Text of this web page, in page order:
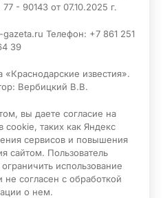
90143 от 07.10.2025 г.
Телефон: +7 861 251
39
известия».
Вербицкий В.В.
вы даете согласие на
сооkіе, таких как Яндекс
сервисов и повышения
сайтом. Пользователь
использование
не согласен с обработкой
о нем.